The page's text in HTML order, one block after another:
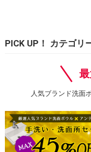
PICK UP！ カテゴリ
人気ブランド洗面